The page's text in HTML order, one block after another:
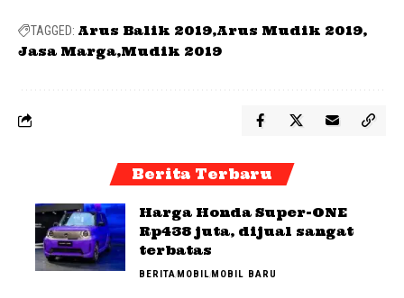
TAGGED: Arus Balik 2019 Arus Mudik 2019
Jasa Marga Mudik 2019
Berita Terbaru
Harga Honda Super-ONE
Rp438 juta, dijual sangat
terbatas
BERITAMOBIL MOBIL BARU